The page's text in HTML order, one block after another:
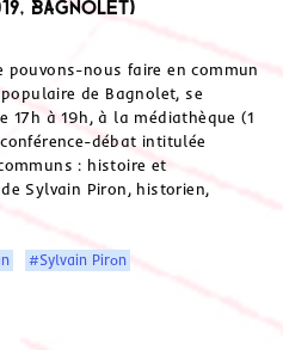
Bagnolet)
pouvons-nous faire en commun
de Bagnolet, se
17h à 19h, à la médiathèque (1
débat intitulée
: histoire et
Sylvain Piron, historien,
#Sylvain Piron